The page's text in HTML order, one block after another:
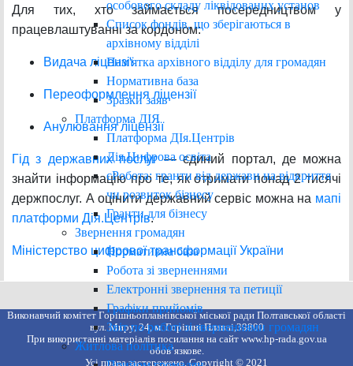
особового складу ліквідованих установ
Список фондів, що зберігаються в
архівному відділі
Пам'ятка архівного відділу для громадян
Нормативна база
Зразки заяв
Платформа ДІЯ
Платформа ДІя.Центрів
Дія.Цифрова освіта
єРобота: гранти від держави на відкриття
чи розвиток бізнесу
Гранти для бізнесу
Звернення громадян
Нормативна база
Робота зі зверненнями
Електронні звернення та петиції
Графіки прийомів
Звіт по роботі зі зверненнями громадян
Житлова політика
Для тих, хто займається посередництвом у
працевлаштуванні за кордоном:
Видача ліцензії
Переоформлення ліцензії
Анулювання ліцензії
Гід з державних послуг— єдиний портал, де можна
знайти інформацію про те, як отримати понад 2 тисячі
держпослуг. А оцінити державний сервіс можна на мапі
платформи Дія.Центрів.
Міністерство цифрової трансформації України
Виконавчий комітет Горішньоплавнівської міської ради Полтавської області
вул. Миру, 24, м. Горішні Плавні,39800
При використанні матеріалів посилання на сайт www.hp-rada.gov.ua
обов’язкове.
Усі права застережено. Copyright © 2021